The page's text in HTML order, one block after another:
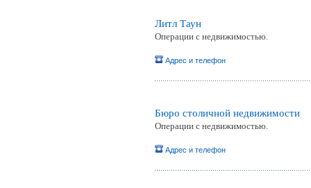
Литл Таун
Операции с недвижимостью.
Адрес и телефон
Бюро столичной недвижимости
Операции с недвижимостью.
Адрес и телефон